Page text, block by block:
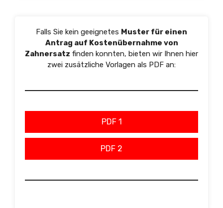
Falls Sie kein geeignetes Muster für einen
Antrag auf Kostenübernahme von
Zahnersatz finden konnten, bieten wir Ihnen hier
zwei zusätzliche Vorlagen als PDF an:
PDF 1
PDF 2